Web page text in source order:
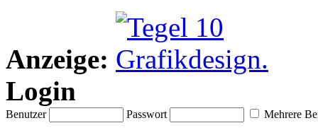
Anzeige:
Login
Benutzer Passwort Mehrere